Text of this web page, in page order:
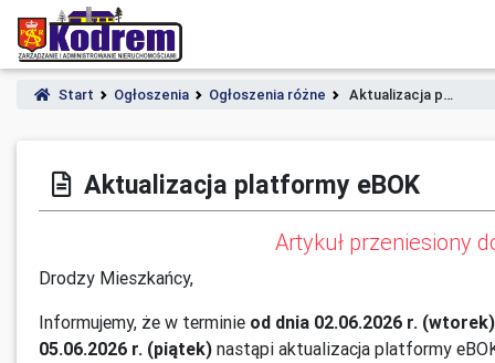
Start Ogłoszenia Ogłoszenia różne Aktualizacja p…
Aktualizacja platformy eBOK
Artykuł przeniesiony
Drodzy Mieszkańcy,
Informujemy, że w terminie od dnia 02.06.2026 r.
05.06.2026 r. (piątek) nastąpi aktualizacja platformy